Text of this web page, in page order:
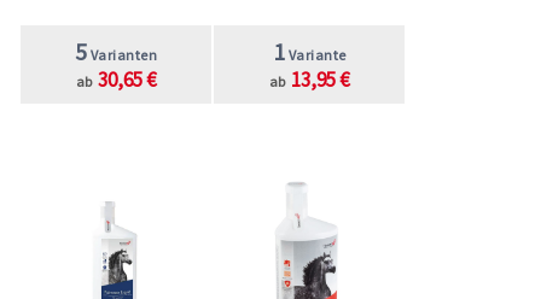
5 Varianten
ab 30,65 €
1 Variante
ab 13,95 €